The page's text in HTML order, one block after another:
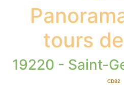
tours
19220 - Saint-
CD82